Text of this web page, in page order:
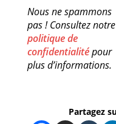
Nous ne spammons
pas ! Consultez notre
politique de
confidentialitépour
plus d’informations.
Partagez